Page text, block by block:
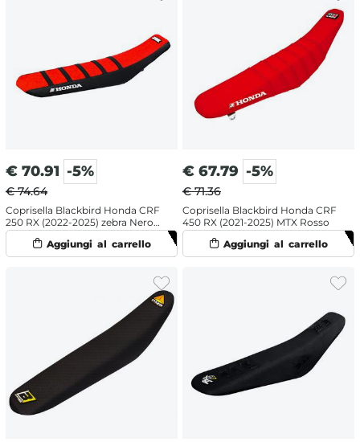
€ 70.91 -5%
€ 74.64
Coprisella Blackbird Honda CRF
250 RX (2022-2025) zebra Nero e
Rosso
€ 67.79 -5%
€ 71.36
Coprisella Blackbird Honda CRF
450 RX (2021-2025) MTX Rosso